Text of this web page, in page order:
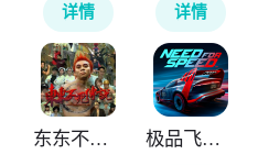
详情 详情
东东不死传说 极品飞车无极限